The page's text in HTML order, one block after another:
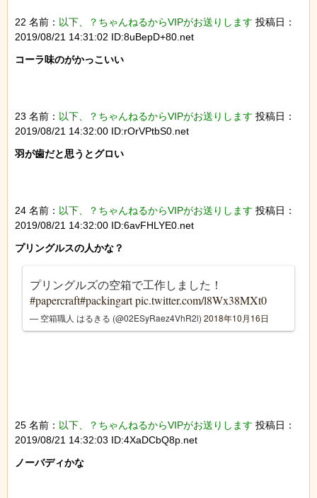
22 名前： 以下、？ちゃんねるからVIPがお送りします 投稿日：
2019/08/21 14:31:02 ID:8uBepD+80.net
コーラ味のがかっこいい
23 名前： 以下、？ちゃんねるからVIPがお送りします 投稿日：
2019/08/21 14:32:00 ID:rOrVPtbS0.net
羽が歯だと思うとグロい
24 名前： 以下、？ちゃんねるからVIPがお送りします 投稿日：
2019/08/21 14:32:00 ID:6avFHLYE0.net
プリングルズの空箱で工作しました！
#papercraft#packingartpic.twitter.com/l8Wx38MXt0
— 空箱職人 はるきる (@02ESyRaez4VhR2l) 2018年10月16日
25 名前： 以下、？ちゃんねるからVIPがお送りします 投稿日：
2019/08/21 14:32:03 ID:4XaDCbQ8p.net
ノーバディかな